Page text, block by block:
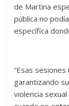
de Martina
pública no
específica
“Esas
garantizando
violencia